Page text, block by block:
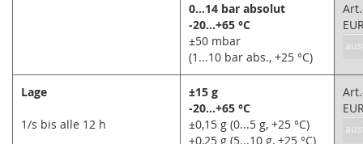
0...14 bar absolut
-20...+65 °C
±50 mbar
(1...10 bar abs., +25 °C)
Lage
1/s bis alle 12 h
±15 g
-20...+65 °C
±0,15 g (0...5 g, +25 °C)
±0,25 g (5...10 g, +25 °C)